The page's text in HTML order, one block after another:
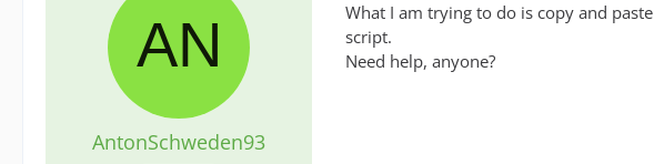
AntonSchweden93
What I am trying to do is copy and
script.
Need help, anyone?